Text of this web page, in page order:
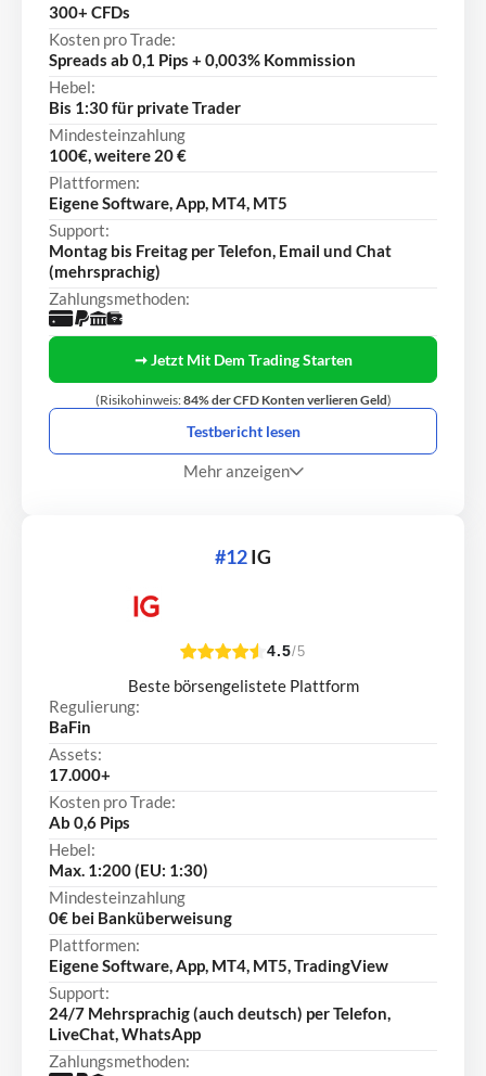
300+ CFDs
Kosten pro Trade:
Spreads ab 0,1 Pips + 0,003% Kommission
Hebel:
Bis 1:30 für private Trader
Mindesteinzahlung
100€, weitere 20 €
Plattformen:
Eigene Software, App, MT4, MT5
Support:
Montag bis Freitag per Telefon, Email und Chat
(mehrsprachig)
Zahlungsmethoden:
➞ Jetzt Mit Dem Trading Starten
(Risikohinweis:84% der CFD Konten verlieren Geld)
Testbericht lesen
Mehr anzeigen
#12IG
4.5/5
Beste börsengelistete Plattform
Regulierung:
BaFin
Assets:
17.000+
Kosten pro Trade:
Ab 0,6 Pips
Hebel:
Max. 1:200 (EU: 1:30)
Mindesteinzahlung
0€ bei Banküberweisung
Plattformen:
Eigene Software, App, MT4, MT5, TradingView
Support:
24/7 Mehrsprachig (auch deutsch) per Telefon,
LiveChat, WhatsApp
Zahlungsmethoden: